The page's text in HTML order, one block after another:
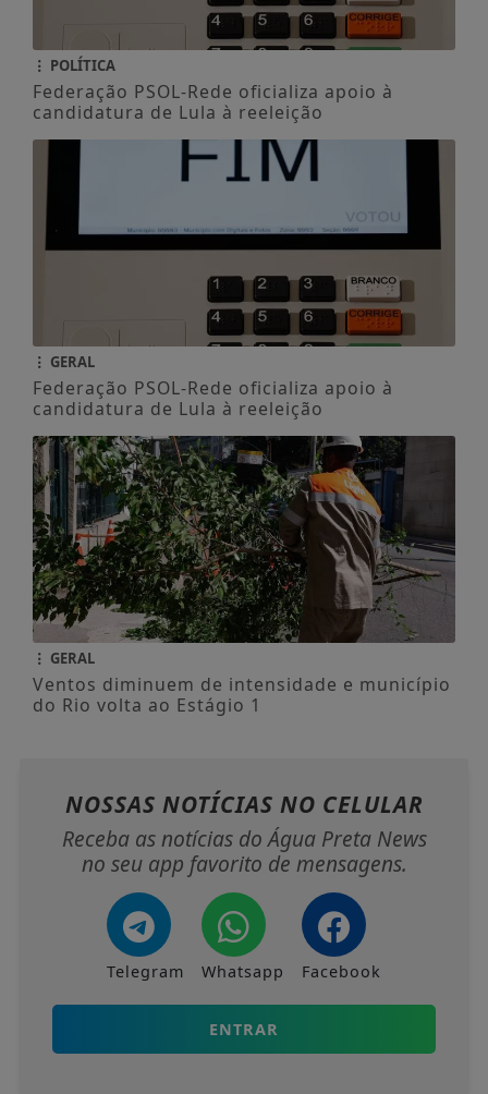
POLÍTICA
Federação PSOL-Rede oficializa apoio à
candidatura de Lula à reeleição
GERAL
Federação PSOL-Rede oficializa apoio à
candidatura de Lula à reeleição
GERAL
Ventos diminuem de intensidade e município
do Rio volta ao Estágio 1
NOSSAS NOTÍCIAS NO CELULAR
Receba as notícias do Água Preta News
no seu app favorito de mensagens.
Telegram Whatsapp Facebook
ENTRAR